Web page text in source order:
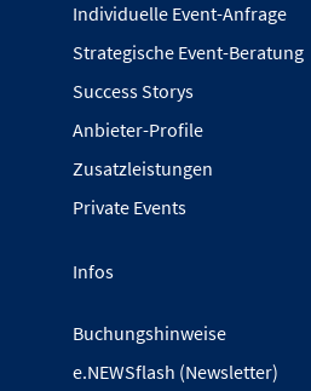
Individuelle Event-Anfrage
Strategische Event-Beratung
Success Storys
Anbieter-Profile
Zusatzleistungen
Private Events
Infos
Buchungshinweise
e.NEWSflash (Newsletter)